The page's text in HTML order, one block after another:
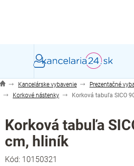
Kancelárske vybavenie Prezentačné
Korkové nástenky
Korková tabuľa SICO
Korková tabuľa
cm, hliník
Kód: 10150321